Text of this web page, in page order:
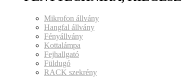
Mikrofon állvány
Hangfal állvány
Fényállvány
Kottalámpa
Fejhallgató
Füldugó
RACK szekrény